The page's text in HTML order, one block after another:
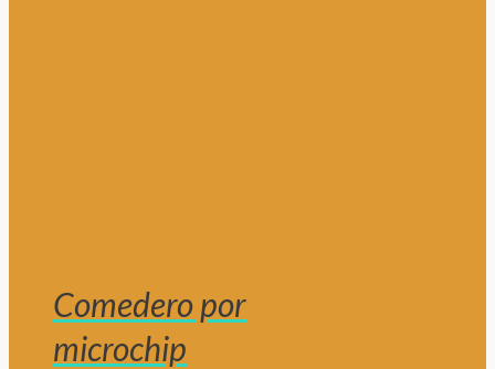
Comedero por
microchip